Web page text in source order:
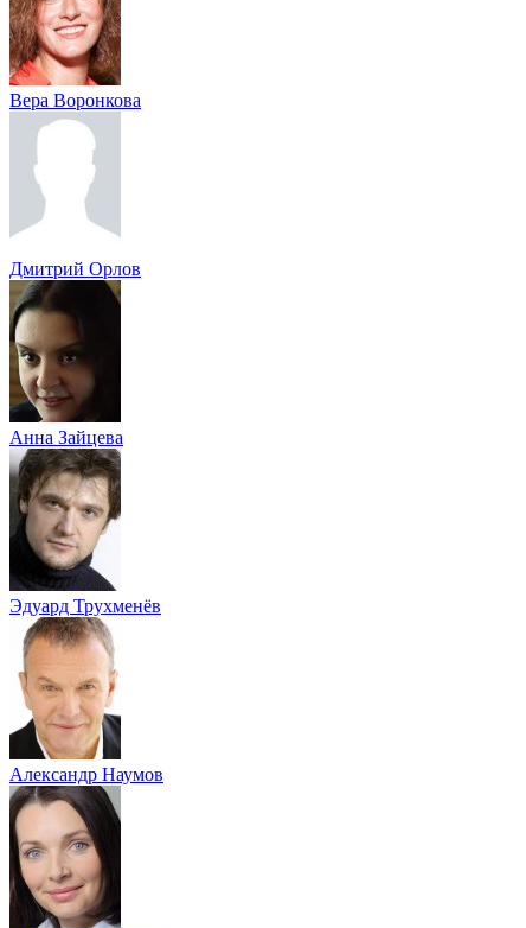
Вера Воронкова
Дмитрий Орлов
Анна Зайцева
Эдуард Трухменёв
Александр Наумов